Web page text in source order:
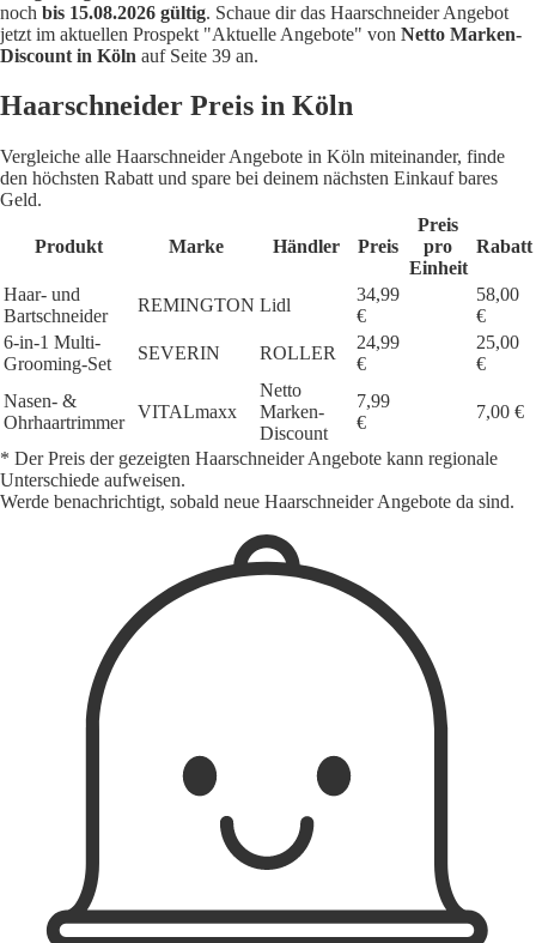
noch bis 15.08.2026 gültig. Schaue dir das Haarschneider Angebot
jetzt im aktuellen Prospekt "Aktuelle Angebote" von Netto Marken-
Discount in Köln auf Seite 39 an.
Haarschneider Preis in Köln
Vergleiche alle Haarschneider Angebote in Köln miteinander, finde
den höchsten Rabatt und spare bei deinem nächsten Einkauf bares
Geld.
Produkt Marke Händler Preis
Preis
pro
Einheit
Rabatt
Haar- und
Bartschneider
REMINGTON Lidl
34,99
€
58,00
€
6-in-1 Multi-
Grooming-Set
SEVERIN ROLLER
24,99
€
25,00
€
Nasen- &
Ohrhaartrimmer
VITALmaxx
Netto
Marken-
Discount
7,99
€
7,00 €
* Der Preis der gezeigten Haarschneider Angebote kann regionale
Unterschiede aufweisen.
Werde benachrichtigt, sobald neue Haarschneider Angebote da sind.